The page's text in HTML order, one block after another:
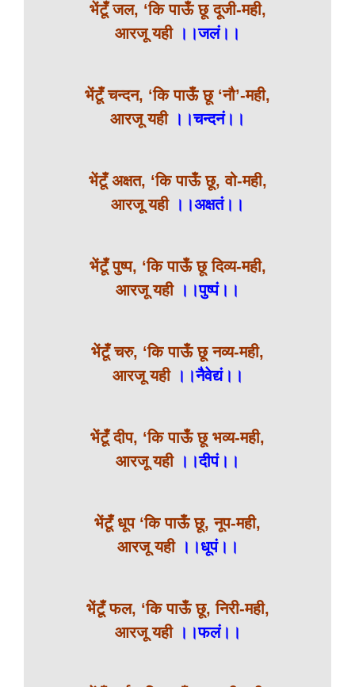
भेंटूँ जल, ‘कि पाऊँ छू दूजी-मही,
आरजू यही ।।जलं।।
भेंटूँ चन्दन, ‘कि पाऊँ छू ‘नौ’-मही,
आरजू यही ।।चन्दनं।।
भेंटूँ अक्षत, ‘कि पाऊँ छू, वो-मही,
आरजू यही ।।अक्षतं।।
भेंटूँ पुष्प, ‘कि पाऊँ छू दिव्य-मही,
आरजू यही ।।पुष्पं।।
भेंटूँ चरु, ‘कि पाऊँ छू नव्य-मही,
आरजू यही ।।नैवेद्यं।।
भेंटूँ दीप, ‘कि पाऊँ छू भव्य-मही,
आरजू यही ।।दीपं।।
भेंटूँ धूप ‘कि पाऊँ छू, नूप-मही,
आरजू यही ।।धूपं।।
भेंटूँ फल, ‘कि पाऊँ छू, निरी-मही,
आरजू यही ।।फलं।।